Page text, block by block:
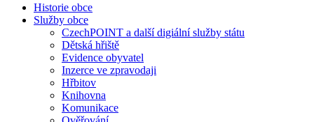
Historie obce
Služby obce
CzechPOINT a další digiální služby státu
Dětská hřiště
Evidence obyvatel
Inzerce ve zpravodaji
Hřbitov
Knihovna
Komunikace